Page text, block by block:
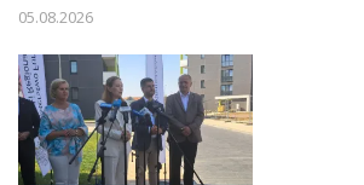
05.08.2026